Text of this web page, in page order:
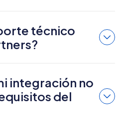
técnico
integración no
del